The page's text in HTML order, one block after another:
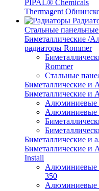
PIPAL® Chemicals
Thermagent
Стальные
Биметаллические /
радиаторы Rommer
Rommer
Стальные
Биметаллические и
Биметаллические и
Алюминиевые
Алюминиевые
Биметаллические и
Биметаллические и
Install
Алюминиевые
350
Алюминиевые